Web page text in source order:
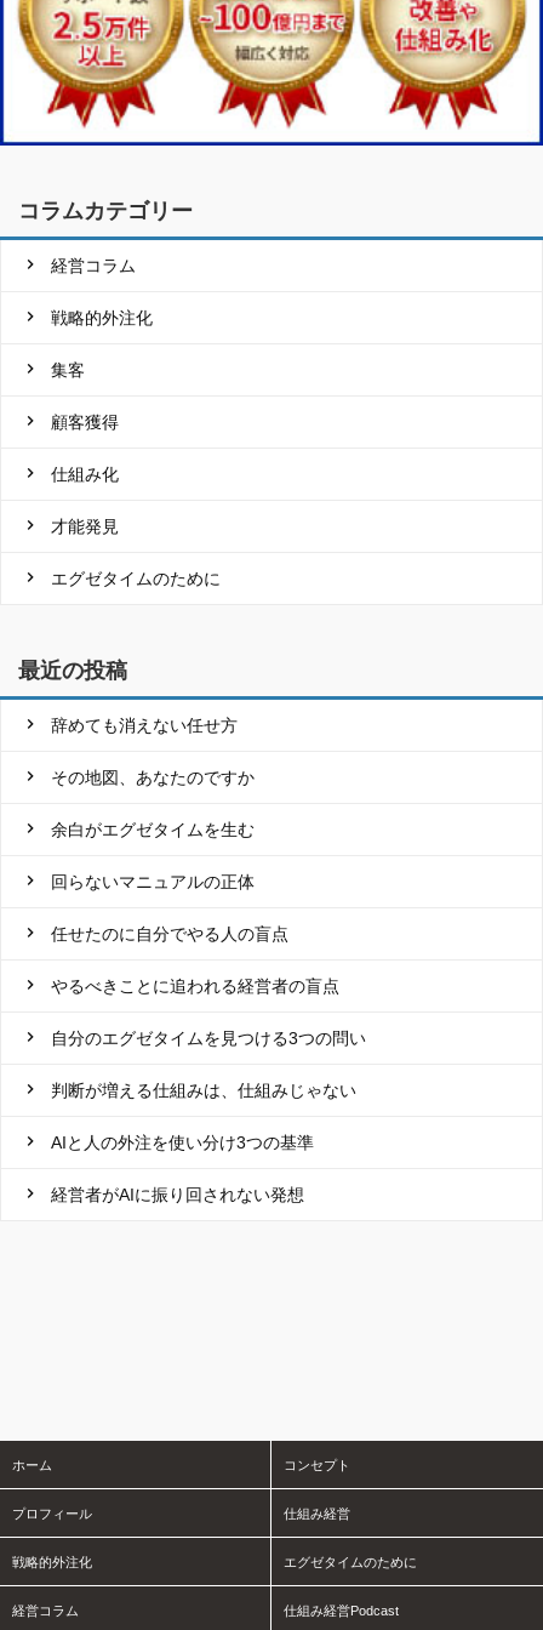
コラムカテゴリー
経営コラム
戦略的外注化
集客
顧客獲得
仕組み化
才能発見
エグゼタイムのために
最近の投稿
辞めても消えない任せ方
その地図、あなたのですか
余白がエグゼタイムを生む
回らないマニュアルの正体
任せたのに自分でやる人の盲点
やるべきことに追われる経営者の盲点
自分のエグゼタイムを見つける3つの問い
判断が増える仕組みは、仕組みじゃない
AIと人の外注を使い分け3つの基準
経営者がAIに振り回されない発想
ホーム コンセプト
プロフィール 仕組み経営
戦略的外注化 エグゼタイムのために
経営コラム 仕組み経営Podcast